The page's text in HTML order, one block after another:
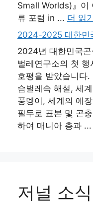
Small Worlds)』​이
류 포럼 in ... 더 읽기
2024-2025 대한민
2024년 대한민국
벌레연구소의 첫
호평을 받았습니다
슴벌레속 해설, 세
풍뎅이, 세계의 애
필두로 표본 및 곤
하여 매니아 층과 ...
저널 소식